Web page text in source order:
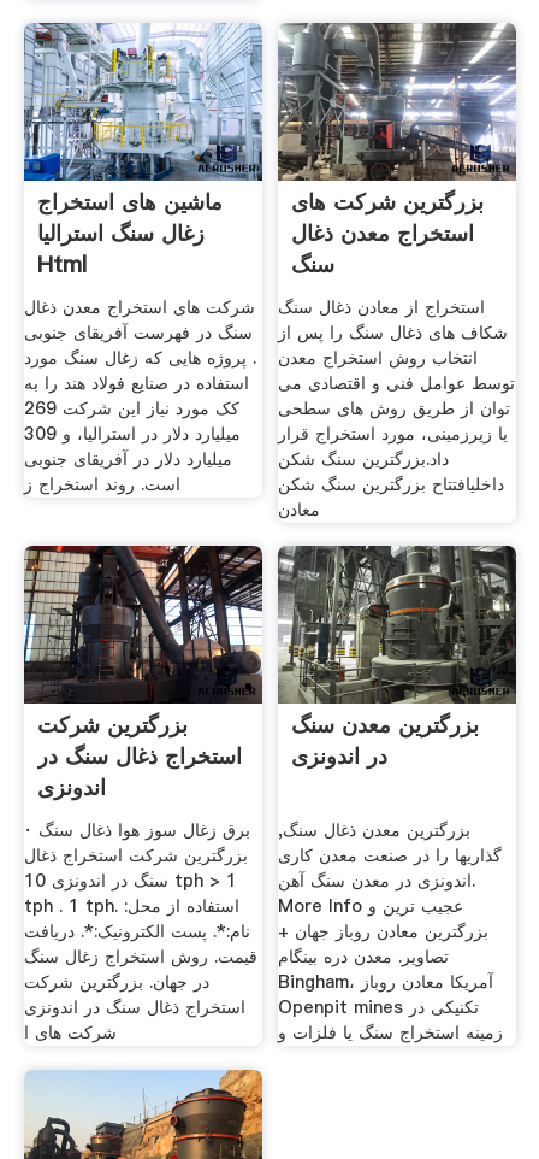
ماشین های استخراج
زغال سنگ استرالیا
Html
شرکت های استخراج معدن ذغال
سنگ در فهرست آفریقای جنوبی
. پروژه هایی که زغال سنگ مورد
استفاده در صنایع فولاد هند را به
کک مورد نیاز این شرکت 269
میلیارد دلار در استرالیا، و 309
میلیارد دلار در آفریقای جنوبی
است. روند استخراج ز
بزرگترین شرکت های
استخراج معدن ذغال
سنگ
استخراج از معادن ذغال سنگ
شکاف های ذغال سنگ را پس از
انتخاب روش استخراج معدن
توسط عوامل فنی و اقتصادی می
توان از طریق روش های سطحی
یا زیرزمینی، مورد استخراج قرار
داد.بزرگترین سنگ شکن
داخلیافتتاح بزرگترین سنگ شکن
معادن
بزرگترین شرکت
استخراج ذغال سنگ در
اندونزی
برق زغال سوز هوا ذغال سنگ ·
بزرگترین شرکت استخراج ذغال
سنگ در اندونزی 10 tph > 1
tph . 1 tph. استفاده از محل:
نام:*. پست الکترونیک:*. دریافت
قیمت. روش استخراج زغال سنگ
در جهان. بزرگترین شرکت
استخراج ذغال سنگ در اندونزی
شرکت های ا
بزرگترین معدن سنگ
در اندونزی
بزرگترین معدن ذغال سنگ,
گذاریها را در صنعت معدن کاری
اندونزی در معدن سنگ آهن.
More Info عجیب‌ ترین و
بزرگترین معادن روباز جهان +
تصاویر. معدن دره بینگام
Bingham، آمریکا معادن روباز
Openpit mines تکنیکی در
زمینه استخراج سنگ یا فلزات و